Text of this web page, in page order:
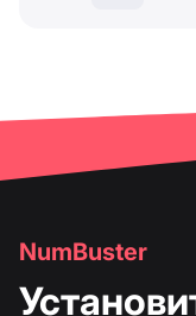
NumBuster